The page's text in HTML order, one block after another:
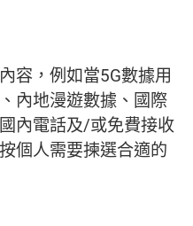
容，例如當5G數據用
內地漫遊數據、國際
內電話及/或免費接收
個人需要揀選合適的